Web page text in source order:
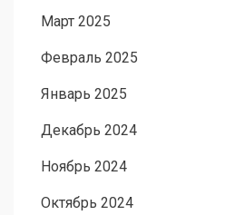
Март 2025
Февраль 2025
Январь 2025
Декабрь 2024
Ноябрь 2024
Октябрь 2024